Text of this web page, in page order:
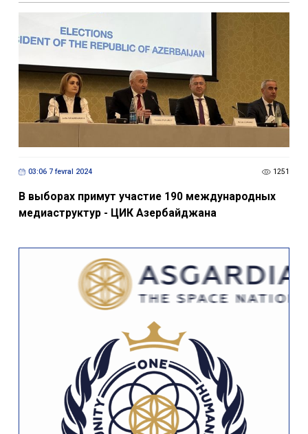
03:06 7 fevral 2024 1251
В выборах примут участие 190 международных
медиаструктур - ЦИК Азербайджана